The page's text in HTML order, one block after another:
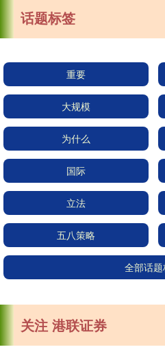
话题标签
重要
大规模
为什么
国际
立法
五八策略
全部话
关注 港联证券